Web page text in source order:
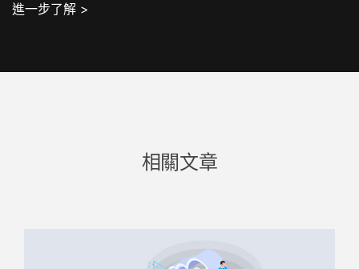
進一步了解 >
相關文章